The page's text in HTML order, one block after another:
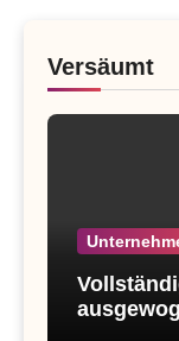
Versäumt